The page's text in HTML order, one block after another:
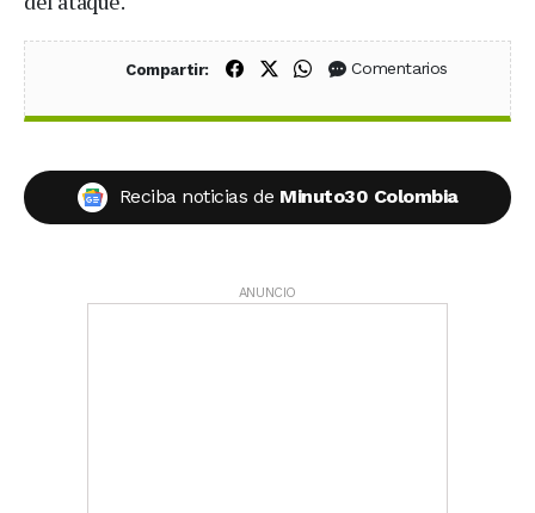
Compartir: Compartir en Facebook
Compartir en X (Twitter)
Compartir en WhatsApp
Comentarios
Reciba noticias de Minuto30 Colombia
ANUNCIO